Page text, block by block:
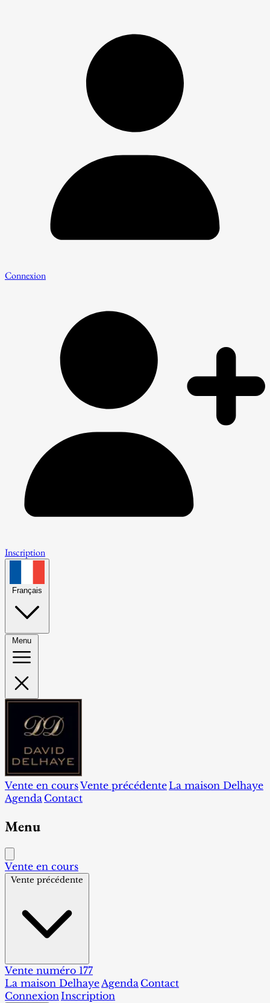
Connexion
Inscription
Français
Menu
Vente en coursVente précédente La maison Delhaye
Agenda Contact
Menu
Vente en cours
Vente précédente
Vente numéro 177
La maison DelhayeAgenda Contact
ConnexionInscription